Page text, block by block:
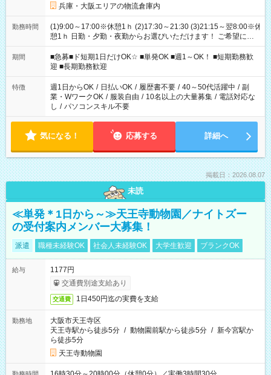
兵庫・大阪エリアの物流倉庫内
勤務時間
(1)9:00～17:00※休憩1ｈ (2)17:30～21:30 (3)21:15～翌8:00※休
憩1ｈ 日勤・夕勤・夜勤からお選びいただけます！ ご希望に合
わせて働けるお仕事です(*^^*) 【その他選べる勤務時間】 8-17
時/9-17時/9-18時/10-18時/11-21時/18-22時/20-翌4時/21-翌5
時/22-翌6時/0-翌8時 ご自身のご都合で選んで頂ける完全自由シ
フト！
期間
■急募■ド短期1日だけOK☆ ■単発OK ■週1～OK！ ■短期勤務歓
迎 ■長期勤務歓迎
特徴 週1日からOK / 日払いOK / 履歴書不要 / 40～50代活躍中 / 副
業・WワークOK / 服装自由 / 10名以上の大量募集 / 電話対応な
し / パソコンスキル不要
気になる！ 応募する 詳細へ
掲載日：2026.08.07
未読
≪単発＊1日から～≫天王寺動物園／ナイトズー
の受付案内メンバー大募集！
派遣 職種未経験OK 社会人未経験OK 大学生歓迎 ブランクOK
給与
1177円
交通費別途支給あり
交通費 1日450円迄の実費を支給
勤務地
大阪市天王寺区
天王寺駅から徒歩5分 / 動物園前駅から徒歩5分 / 新今宮駅か
ら徒歩5分
天王寺動物園